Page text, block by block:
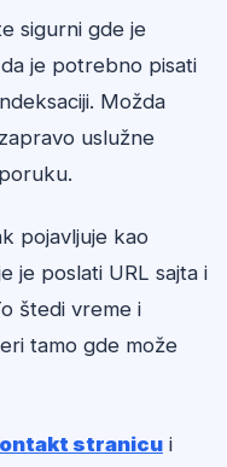
sigurni gde je
je potrebno pisati
Možda
uslužne
pojavljuje kao
je poslati URL sajta i
štedi vreme i
tamo gde može
stranicu i